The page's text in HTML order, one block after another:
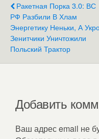
Ракетная Порка 3.0: ВС
РФ Разбили В Хлам
Энергетику Неньки, А
Зенитчики Уничтожили
Польский Трактор
Добавить
Ваш адрес email не